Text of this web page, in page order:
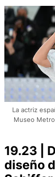
La actriz
Museo
19.23 |
diseño